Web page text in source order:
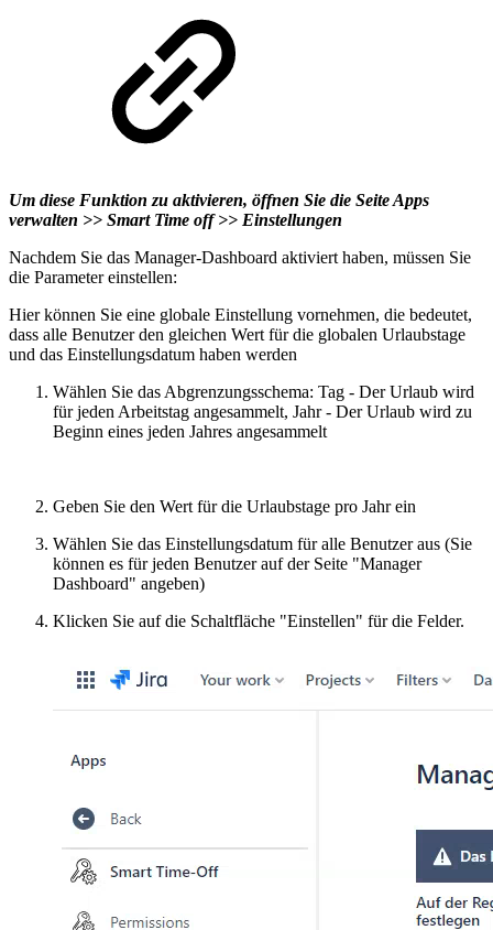
Um diese Funktion zu aktivieren, öffnen Sie die Seite Apps
verwalten >> Smart Time off >> Einstellungen
Nachdem Sie das Manager-Dashboard aktiviert haben, müssen Sie
die Parameter einstellen:
Hier können Sie eine globale Einstellung vornehmen, die bedeutet,
dass alle Benutzer den gleichen Wert für die globalen Urlaubstage
und das Einstellungsdatum haben werden
Wählen Sie das Abgrenzungsschema: Tag - Der Urlaub wird
für jeden Arbeitstag angesammelt, Jahr - Der Urlaub wird zu
Beginn eines jeden Jahres angesammelt
Geben Sie den Wert für die Urlaubstage pro Jahr ein
Wählen Sie das Einstellungsdatum für alle Benutzer aus (Sie
können es für jeden Benutzer auf der Seite "Manager
Dashboard" angeben)
Klicken Sie auf die Schaltfläche "Einstellen" für die Felder.